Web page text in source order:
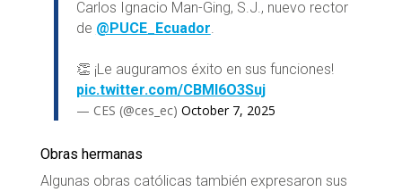
Carlos Ignacio Man-Ging, S.J., nuevo rector
de @PUCE_Ecuador.
👏 ¡Le auguramos éxito en sus funciones!
pic.twitter.com/CBMl6O3Suj
— CES (@ces_ec) October 7, 2025
Obras hermanas
Algunas obras católicas también expresaron sus